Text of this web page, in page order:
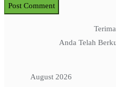
Anda Telah
August 2026